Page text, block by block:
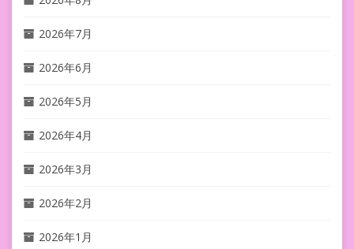
2026年7月
2026年6月
2026年5月
2026年4月
2026年3月
2026年2月
2026年1月